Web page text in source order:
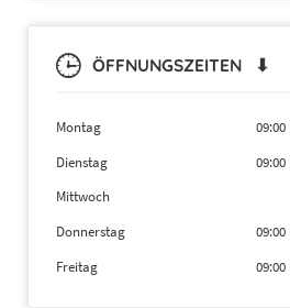
ÖFFNUNGSZEITEN ⬇
Montag 09:00
Dienstag
09:00
Mittwoch
Donnerstag
09:00
Freitag
09:00